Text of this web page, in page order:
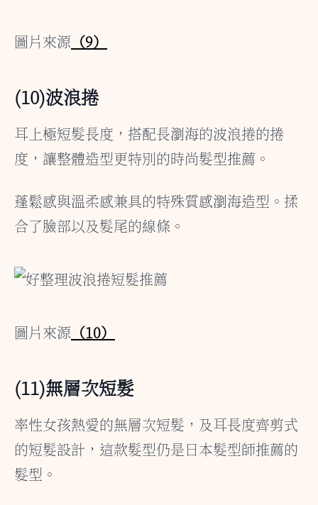
圖片來源 （9）
(10)波浪捲
耳上極短髮長度，搭配長瀏海的波浪捲的捲
度，讓整體造型更特別的時尚髮型推薦。
蓬鬆感與溫柔感兼具的特殊質感瀏海造型。揉
合了臉部以及髮尾的線條。
圖片來源 （10）
(11)無層次短髮
率性女孩熱愛的無層次短髮，及耳長度齊剪式
的短髮設計，這款髮型仍是日本髮型師推薦的
髮型。